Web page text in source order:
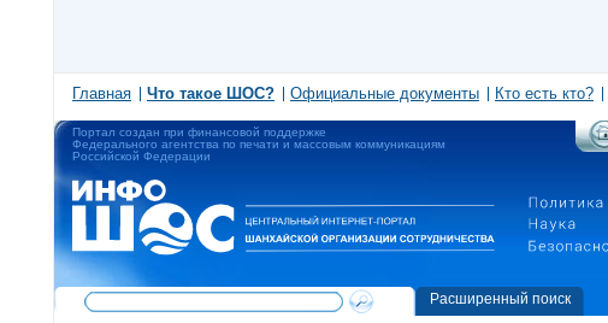
Главная Что такое ШОС? Официальные документы Кто есть кто?
Портал создан при финансовой поддержке
Федерального агентства по печати и массовым коммуникациям
Российской Федерации
Расширенный поиск